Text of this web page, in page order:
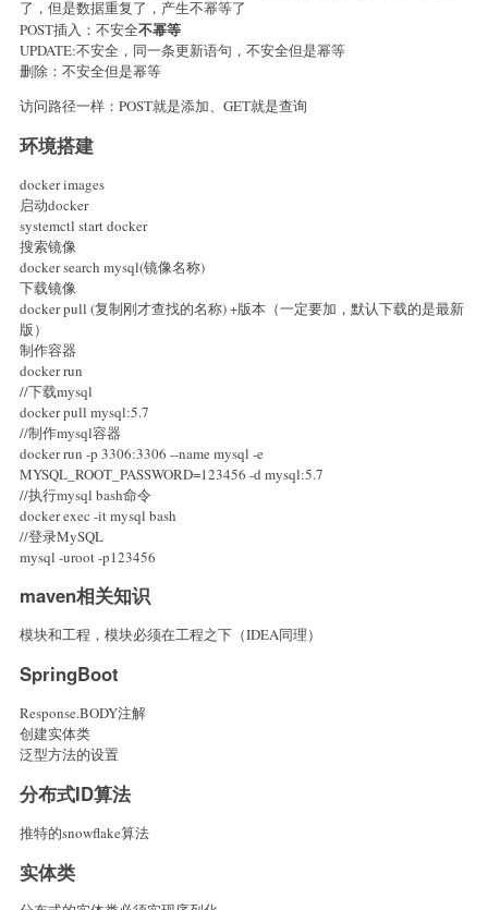
了，但是数据重复了，产生不幂等了
POST插入：不安全不幂等
UPDATE:不安全，同一条更新语句，不安全但是幂等
删除：不安全但是幂等
访问路径一样：POST就是添加、GET就是查询
环境搭建
docker images
启动docker
systemctl start docker
搜索镜像
docker search mysql(镜像名称)
下载镜像
docker pull (复制刚才查找的名称) +版本（一定要加，默认下载的是最新
版）
制作容器
docker run
//下载mysql
docker pull mysql:5.7
//制作mysql容器
docker run -p 3306:3306 --name mysql -e
MYSQL_ROOT_PASSWORD=123456 -d mysql:5.7
//执行mysql bash命令
docker exec -it mysql bash
//登录MySQL
mysql -uroot -p123456
maven相关知识
模块和工程，模块必须在工程之下（IDEA同理）
SpringBoot
Response.BODY注解
创建实体类
泛型方法的设置
分布式ID算法
推特的snowflake算法
实体类